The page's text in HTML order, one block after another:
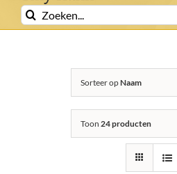
Zoeken
naar:
Sorteer opNaam
Toon 24 producten